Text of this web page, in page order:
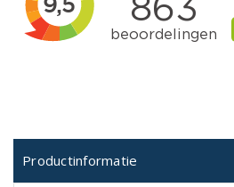
Productinformatie